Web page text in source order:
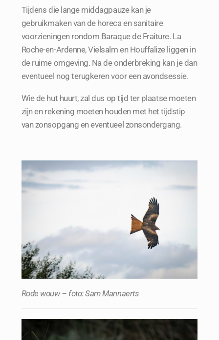
Tijdens die lange middagpauze kan je
gebruikmaken van de horeca en sanitaire
voorzieningen rondom Baraque de Fraiture. La
Roche-en-Ardenne, Vielsalm en Houffalize liggen in
de ruime omgeving. Na de onderbreking kan je dan
eventueel nog terugkeren voor een avondsessie.
Wie de hut huurt, zal dus op tijd ter plaatse moeten
zijn en rekening moeten houden met het tijdstip
van zonsopgang en eventueel zonsondergang.
Rode wouw – foto: Sam Mannaerts